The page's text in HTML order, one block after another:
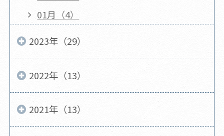
01月（4）
2023年（29）
2022年（13）
2021年（13）